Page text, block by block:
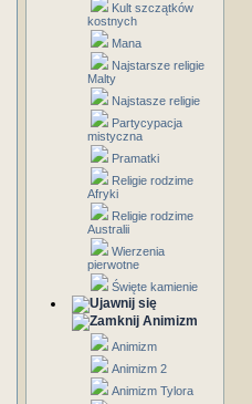
Kult szczątków
kostnych
Mana
Najstarsze religie
Malty
Najstasze religie
Partycypacja
mistyczna
Pramatki
Religie rodzime
Afryki
Religie rodzime
Australii
Wierzenia
pierwotne
Święte kamienie
Animizm
Animizm
Animizm 2
Animizm Tylora